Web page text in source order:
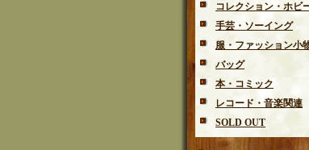
コレクション・ホビ
手芸・ソーイング
服・ファッション小
バッグ
本・コミック
レコード・音楽関連
SOLD OUT